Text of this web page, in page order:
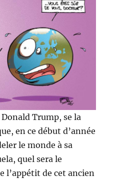
femmes
Trump, se la
en ce début d’année
le monde à sa
quel sera le
l’appétit de cet ancien